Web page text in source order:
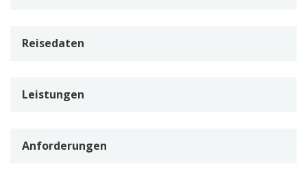
Reisedaten
Leistungen
Anforderungen